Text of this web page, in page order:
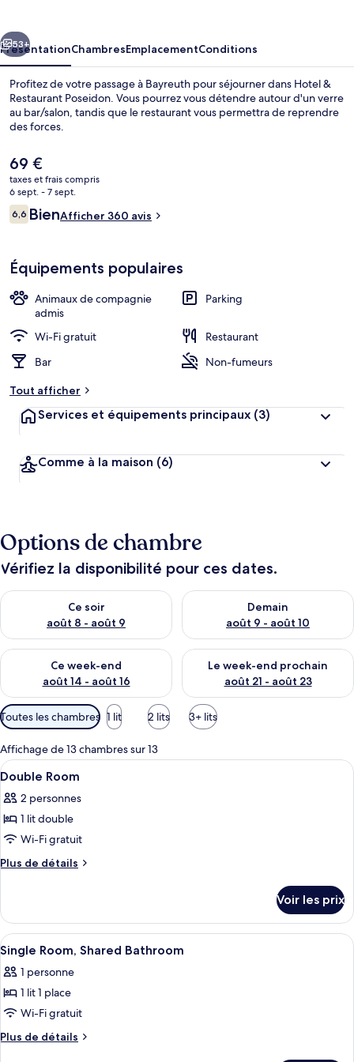
Suivant
53+
PrésentationChambresEmplacementConditions
Profitez de votre passage à Bayreuth pour séjourner dans Hotel &
Restaurant Poseidon. Vous pourrez vous détendre autour d'un verre
au bar/salon, tandis que le restaurant vous permettra de reprendre
des forces.
Le
prix
actuel
est
de
69 €
taxes et frais compris
6 sept. - 7 sept.
Avis
voyageurs
6,66,6 sur 10
BienAfficher 360 avis
Équipements populaires
Animaux de compagnie
admis
Parking
Wi-Fi gratuit
Restaurant
Bar
Non-fumeurs
Tout afficher
Services et équipements principaux (3)
Comme à la maison (6)
Options de chambre
Vérifiez la disponibilité pour ces dates.
Ce soir
août 8 - août 9
Vérifier la disponibilité pour ce soir août 8 - août 9
Demain
août 9 - août 10
Vérifier la disponibilité pour
Ce week-end
août 14 - août 16
Vérifier la disponibilité pour ce week-end août 14 - août 16
Le week-end prochain
août 21 - août 23
Vérifier la disponibilité pour
Filtres
disponibles
pour
les
chambres
Toutes les chambres 1 lit 2 lits 3+ lits
Affichage de 13 chambres sur 13
Afficher
toutes
les
photos
pour
ce
chambre :
Double
Room
Une chambre d’hôtel avec deux lits,
5
Double Room
2 personnes
1 lit double
Wi-Fi gratuit
Plus de détails
Plus
le
type
de
chambre
Double
Room
Voir les prix
Afficher
toutes
les
photos
pour
ce
Une chambre d’hôtel avec un lit,
4
Single Room, Shared Bathroom
1 personne
1 lit 1 place
Wi-Fi gratuit
Plus de détails
Plus